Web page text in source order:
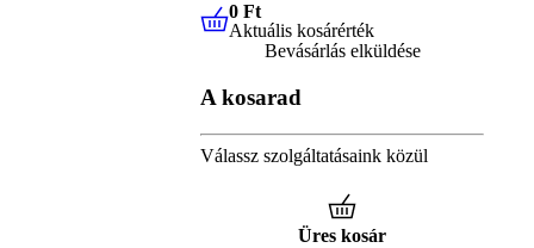
0 FtAktuális kosárérték
0 Ft
Aktuális kosárérték
Bevásárlás elküldése
A kosarad
Válassz szolgáltatásaink közül
Üres kosár